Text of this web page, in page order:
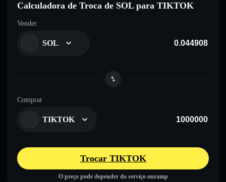
Calculadora de Troca de SOL para TIKTOK
Vender
SOL
Comprar
TIKTOK
Trocar TIKTOK
O preço pode depender do serviço onramp